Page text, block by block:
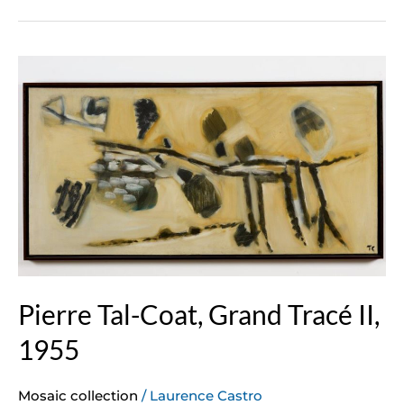
Pierre Tal-Coat, Grand Tracé II,
1955
Mosaic collection / Laurence Castro
Tal-
Coat,
Grand
Tracé